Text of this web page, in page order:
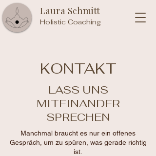
Laura Schmitt
Holistic Coaching
KONTAKT
LASS UNS
MITEINANDER
SPRECHEN
Manchmal braucht es nur ein offenes
Gespräch, um zu spüren, was gerade richtig
ist.